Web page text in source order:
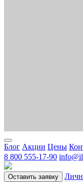
Блог Акции Цены
8 800 555-17-90
Оставить заявку